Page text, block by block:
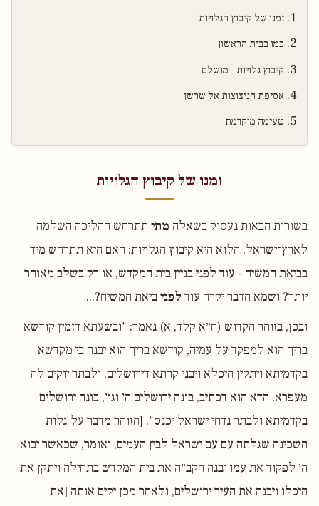
זמנו של קיבוץ הגלויות
כמו בבית הראשון
קיבוץ גלויות - מושלם
אסיפת הניצוצות אל שרשן
טעימה מוקדמת
זמנו של קיבוץ הגלויות
בשורות הבאות נעסוק בשאלה מתי תתרחש ההליכה השלמה
לארץ־ישראל, הלוא היא קיבוץ הגלויות: האם היא תתרחש מיד
בביאת המשיח - עוד לפני בניין בית המקדש, או רק בשלב מאוחר
יותר? ושמא הדבר יקרה עוד לפניביאת המשיח?...
ובכן, בזוהר הקדוש (ח״א קלד, א) נאמר: "ובשעתא דזמין קודשא
בריך הוא למפקד על עמיה, קודשא בריך הוא יבנה בי מקדשא
בקדמיתא ויתקין היכלא ויבני קרתא דירושלים, ולבתר יוקים לה
מעפרא. הדא הוא דכתיב, בונה ירושלים ה׳ וגו׳, בונה ירושלים
בקדמיתא ולבתר נדחי ישראל יכנס". [הזוהר מדבר על גלות
השכינה שגלתה עם עם ישראל לבין העמים, ואומר, שכאשר יבוא
ה׳ לפקוד את עמו יבנה הקב״ה את בית המקדש בתחילה ויתקן את
היכלו ויבנה את העיר ירושלים, ולאחר מכן יקים אותה [את